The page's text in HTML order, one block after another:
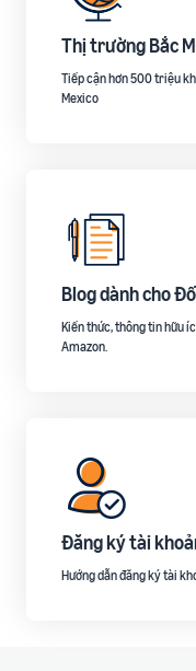
Thị trường Bắc
Tiếp cận hơn 500 triệu
Mexico
Blog dành cho
Kiến thức, thông tin hữu
Amazon.
Đăng ký tài
Hướng dẫn đăng ký tài